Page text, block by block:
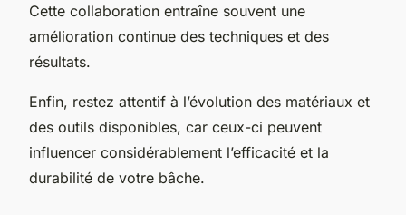
Cette collaboration entraîne souvent une
amélioration continue des techniques et des
résultats.
Enfin, restez attentif à l’évolution des matériaux et
des outils disponibles, car ceux-ci peuvent
influencer considérablement l’efficacité et la
durabilité de votre bâche.